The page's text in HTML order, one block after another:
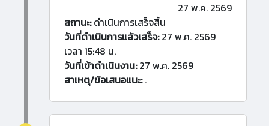
27 พ.ค. 2569
สถานะ:ดำเนินการเสร็จสิ้น
วันที่ดำเนินการแล้วเสร็จ:27 พ.ค. 2569
เวลา 15:48 น.
วันที่เข้าดำเนินงาน:27 พ.ค. 2569
สาเหตุ/ข้อเสนอแนะ:.